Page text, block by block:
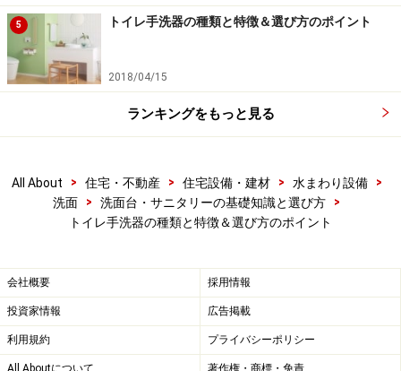
コンパクトなキャビネットとカウンターを組み合わせたタイ
プ。0.4坪 のスペースにもすっきりと納まる。[レストルーム
ドレッサー セレクトシリーズ Ｓサイズ]
一般的な住宅のトイレ空間に取り入れやすい商品が揃っ
ています。洗面器そのものは小さめですが、形状に工夫
ネにも配慮されたものなどがみられるのが特徴でしょ
う。
壁面への埋め込み型や半埋め込み型のタイプ、空間のコ
5 トイレ手洗器の種類と特徴＆選び方のポイント
2018/04/15
ランキングをもっと見る
All About > 住宅・不動産 > 住宅設備・建材 > 水まわり設備
>
洗面
> 洗面台・サニタリーの基礎知識と選び方
>
トイレ手洗器の種類と特徴＆選び方のポイント
会社概要 採用情報
投資家情報 広告掲載
利用規約 プライバシーポリシー